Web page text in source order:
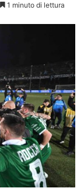
1 minuto di lettura